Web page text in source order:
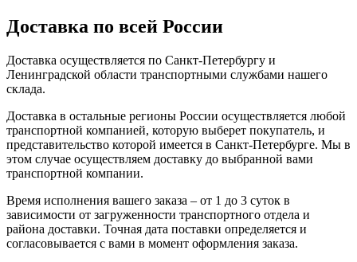
Доставка по всей России
Доставка осуществляется по Санкт-Петербургу и
Ленинградской области транспортными службами нашего
склада.
Доставка в остальные регионы России осуществляется любой
транспортной компанией, которую выберет покупатель, и
представительство которой имеется в Санкт-Петербурге. Мы в
этом случае осуществляем доставку до выбранной вами
транспортной компании.
Время исполнения вашего заказа – от 1 до 3 суток в
зависимости от загруженности транспортного отдела и
района доставки. Точная дата поставки определяется и
согласовывается с вами в момент оформления заказа.